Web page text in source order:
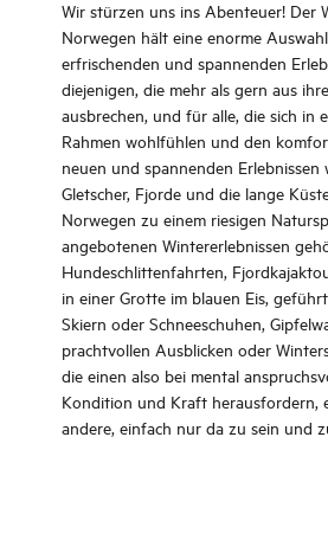
Wir stürzen uns ins Abenteuer! Der
Norwegen hält eine enorme
erfrischenden und spannenden
diejenigen, die mehr als gern aus
ausbrechen, und für alle, die sich in
Rahmen wohlfühlen und den
neuen und spannenden Erlebnissen
Gletscher, Fjorde und die lange
Norwegen zu einem riesigen
angebotenen Wintererlebnissen
Hundeschlittenfahrten,
in einer Grotte im blauen Eis,
Skiern oder Schneeschuhen,
prachtvollen Ausblicken oder
die einen also bei mental
Kondition und Kraft herausfordern,
andere, einfach nur da zu sein und